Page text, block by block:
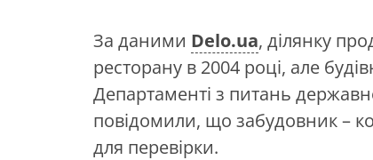
За даними Delo.ua, ділянку
ресторану в 2004 році, але
Департаменті з питань
повідомили, що забудовник –
для перевірки.